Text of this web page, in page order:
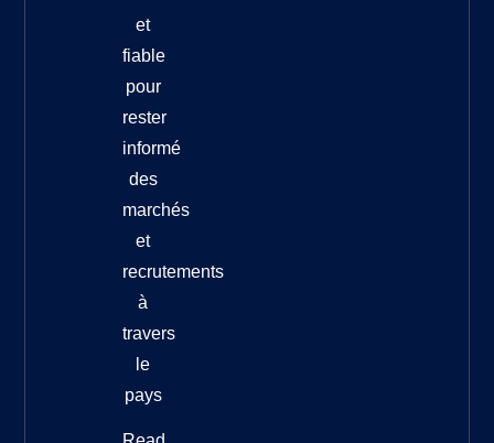
et
fiable
pour
rester
informé
des
marchés
et
recrutements
à
travers
le
pays